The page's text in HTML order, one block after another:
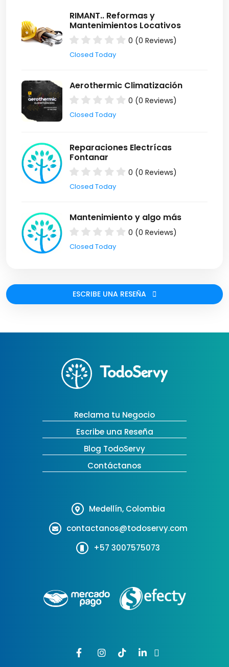
RIMANT.. Reformas y
Mantenimientos Locativos
0 (0 Reviews)
Closed Today
Aerothermic Climatización
0 (0 Reviews)
Closed Today
Reparaciones Electrícas
Fontanar
0 (0 Reviews)
Closed Today
Mantenimiento y algo más
0 (0 Reviews)
Closed Today
ESCRIBE UNA RESEÑA
Reclama tu Negocio
Escribe una Reseña
Blog TodoServy
Contáctanos
Medellín, Colombia
contactanos@todoservy.com
+57 3007575073